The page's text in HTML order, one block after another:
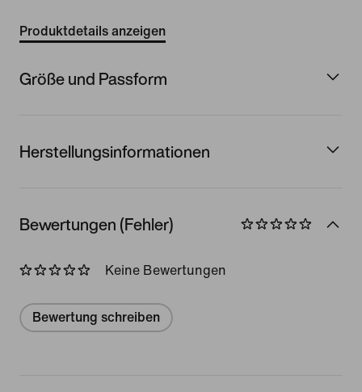
Produktdetails anzeigen
Größe und Passform
Herstellungsinformationen
Bewertungen (Fehler)
Keine Bewertungen
Bewertung schreiben